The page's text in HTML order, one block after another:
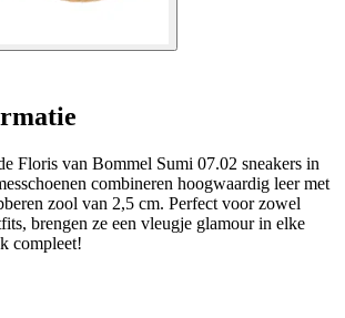
Floris van Bommel Sumi 07.02 sneakers in
combineren hoogwaardig leer met
zool van 2,5 cm. Perfect voor zowel
brengen ze een vleugje glamour in elke
compleet!